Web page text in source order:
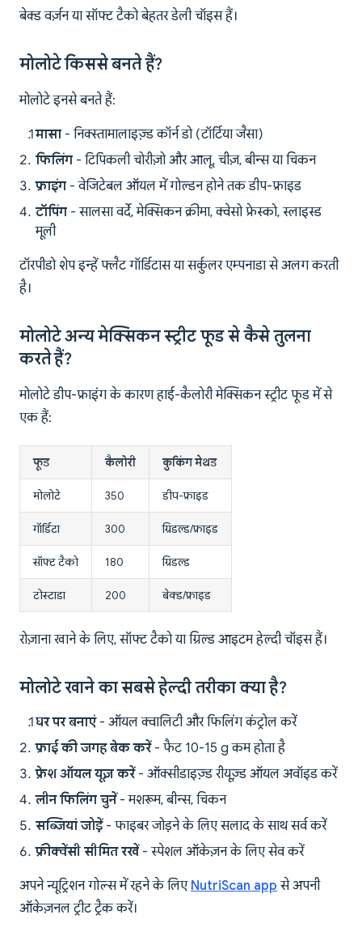
बेक्ड वर्ज़न या सॉफ्ट टैको बेहतर डेली चॉइस हैं।
मोलोटे किससे बनते हैं?
मोलोटे इनसे बनते हैं:
मासा - निक्स्तामालाइज़्ड कॉर्न डो (टॉर्टिया जैसा)
फिलिंग - टिपिकली चोरीज़ो और आलू, चीज़, बीन्स या चिकन
फ्राइंग - वेजिटेबल ऑयल में गोल्डन होने तक डीप-फ्राइड
टॉपिंग - सालसा वर्दे, मेक्सिकन क्रीमा, क्वेसो फ्रेस्को, स्लाइस्ड
मूली
टॉरपीडो शेप इन्हें फ्लैट गॉर्डिटास या सर्कुलर एम्पनाडा से अलग करती
है।
मोलोटे अन्य मेक्सिकन स्ट्रीट फूड से कैसे तुलना
करते हैं?
मोलोटे डीप-फ्राइंग के कारण हाई-कैलोरी मेक्सिकन स्ट्रीट फूड में से
एक हैं:
फूड कैलोरी कुकिंग मेथड
मोलोटे 350 डीप-फ्राइड
गॉर्डिटा 300 ग्रिडल्ड/फ्राइड
सॉफ्ट टैको 180 ग्रिडल्ड
टोस्टाडा 200 बेक्ड/फ्राइड
रोज़ाना खाने के लिए, सॉफ्ट टैको या ग्रिल्ड आइटम हेल्दी चॉइस हैं।
मोलोटे खाने का सबसे हेल्दी तरीका क्या है?
घर पर बनाएं- ऑयल क्वालिटी और फिलिंग कंट्रोल करें
फ्राई की जगह बेक करें- फैट 10-15 g कम होता है
फ्रेश ऑयल यूज़ करें- ऑक्सीडाइज़्ड रीयूज़्ड ऑयल अवॉइड करें
लीन फिलिंग चुनें- मशरूम, बीन्स, चिकन
सब्जियां जोड़ें- फाइबर जोड़ने के लिए सलाद के साथ सर्व करें
फ्रीक्वेंसी सीमित रखें - स्पेशल ऑकेज़न के लिए सेव करें
अपने न्यूट्रिशन गोल्स में रहने के लिए NutriScan app से अपनी
ऑकेज़नल ट्रीट ट्रैक करें।